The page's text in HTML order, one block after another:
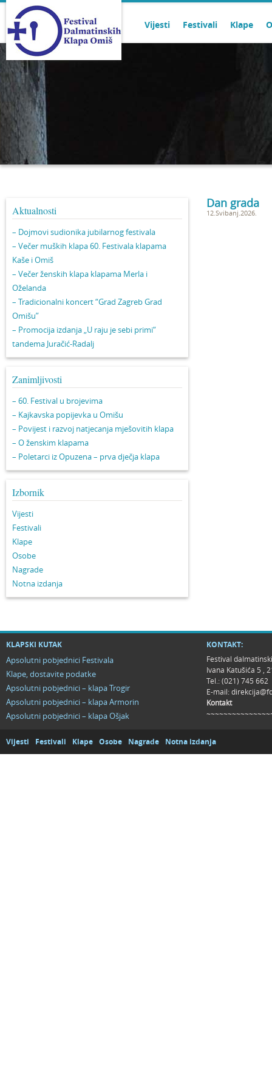
Vijesti Festivali Klape
Aktualnosti
– Dojmovi sudionika jubilarnog festivala
– Večer muških klapa 60. Festivala klapama
Kaše i Omiš
– Večer ženskih klapa klapama Merla i
Oželanda
– Tradicionalni koncert “Grad Zagreb Grad
Omišu”
– Promocija izdanja „U raju je sebi primi“
tandema Juračić-Radalj
Zanimljivosti
– 60. Festival u brojevima
– Kajkavska popijevka u Omišu
– Povijest i razvoj natjecanja mješovitih klapa
– O ženskim klapama
– Poletarci iz Opuzena – prva dječja klapa
Izbornik
Vijesti
Festivali
Klape
Osobe
Nagrade
Notna izdanja
Dan grada
12.Svibanj.2026.
KLAPSKI KUTAK
Apsolutni pobjednici Festivala
Klape, dostavite podatke
Apsolutni pobjednici – klapa Trogir
Apsolutni pobjednici – klapa Armorin
Apsolutni pobjednici – klapa Ošjak
KONTAKT:
Festival
Ivana Katušića 5 ,
Tel.: (021) 745 662
E-mail:
Kontakt
Vijesti Festivali Klape Osobe Nagrade Notna izdanja